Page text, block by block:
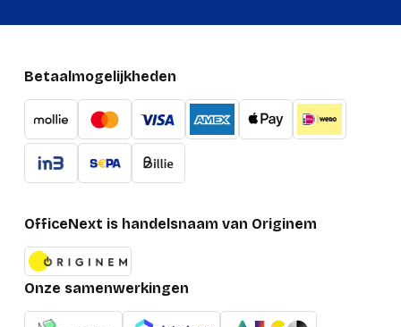
Betaalmogelijkheden
OfficeNext is handelsnaam van Originem
Onze samenwerkingen